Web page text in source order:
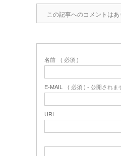
この記事へのコメントはあ
名前 ( 必須 )
E-MAIL ( 必須 ) - 公開されま
URL